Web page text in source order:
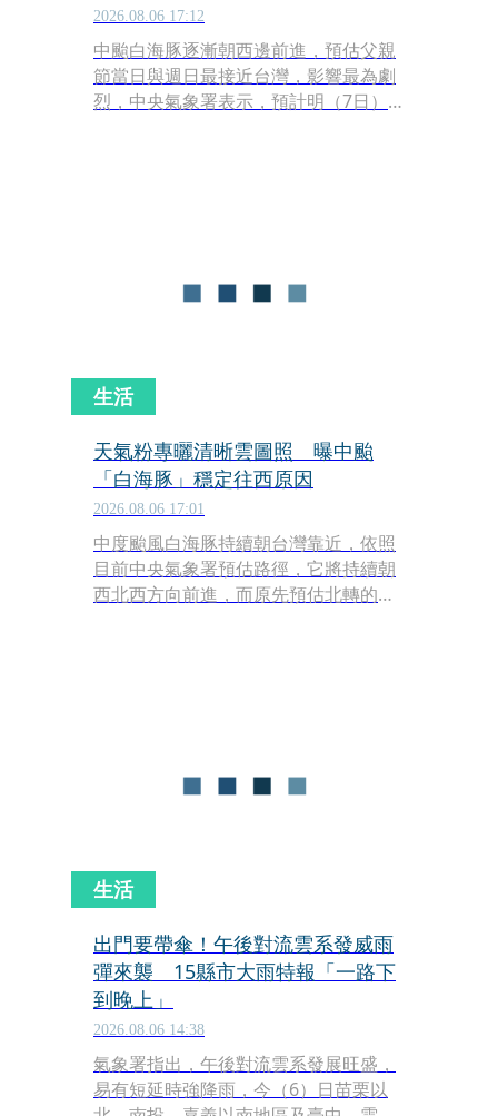
2026.08.06 17:12
中颱白海豚逐漸朝西邊前進，預估父親
節當日與週日最接近台灣，影響最為劇
烈，中央氣象署表示，預計明（7日）
生活
天氣粉專曬清晰雲圖照 曝中颱
「白海豚」穩定往西原因
2026.08.06 17:01
中度颱風白海豚持續朝台灣靠近，依照
目前中央氣象署預估路徑，它將持續朝
西北西方向前進，而原先預估北轉的時
生活
出門要帶傘！午後對流雲系發威雨
彈來襲 15縣市大雨特報「一路下
到晚上」
2026.08.06 14:38
氣象署指出，午後對流雲系發展旺盛，
易有短延時強降雨，今（6）日苗栗以